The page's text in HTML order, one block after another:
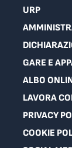
URP
GARE E
ALBO
LAVORA
PRIVACY
COOKIE